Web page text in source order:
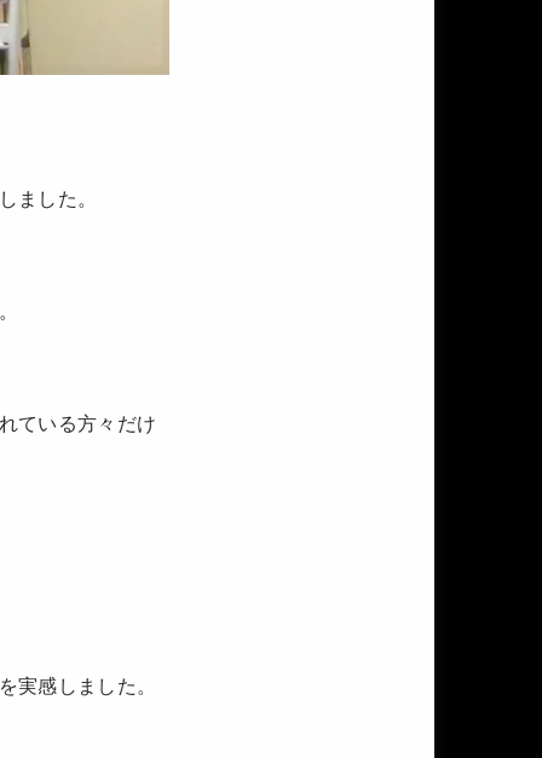
ました。
ている方々だけ
実感しました。